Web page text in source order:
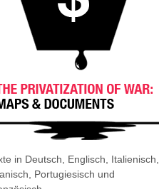
in Deutsch, Englisch, Italienisch,
Portugiesisch und